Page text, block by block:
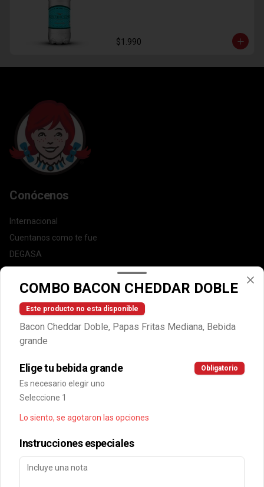
$1.990
Conócenos
Internacional
Cuentanos como te fue
DEGASA
Escríbenos por WhatsApp: +56950183243
serviciocliente@wendys.cl
Términos y condiciones
Redes sociales
Facebook
Mi cuenta
COMBO BACON CHEDDAR DOBLE
Este producto no esta disponible
Bacon Cheddar Doble, Papas Fritas Mediana, Bebida
grande
Elige tu bebida grande Obligatorio
Es necesario elegir uno
Seleccione 1
Lo siento, se agotaron las opciones
Instrucciones especiales